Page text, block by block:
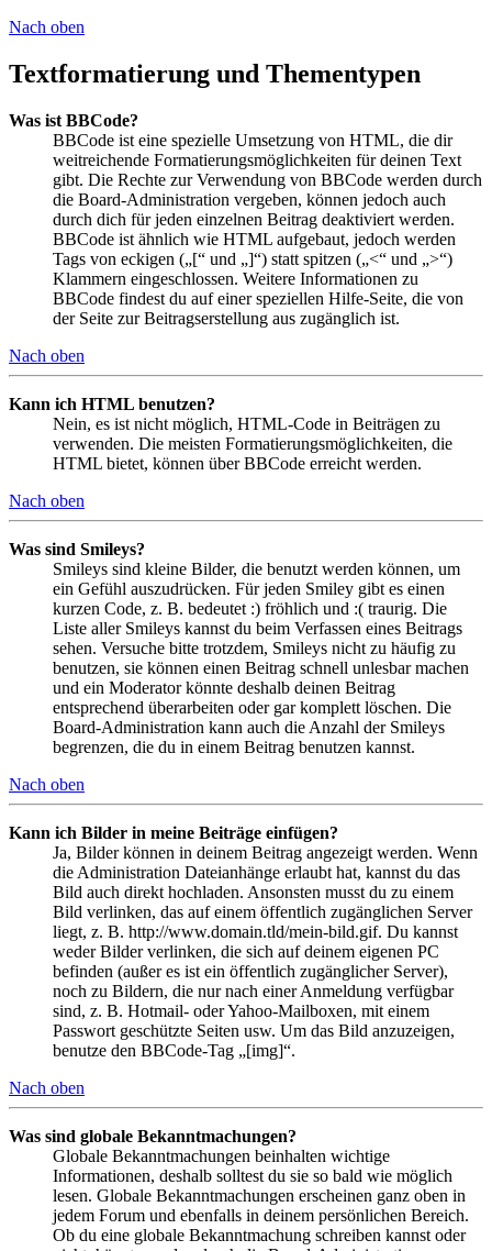
Nach oben
Textformatierung und Thementypen
Was ist BBCode?
BBCode ist eine spezielle Umsetzung von HTML, die dir
weitreichende Formatierungsmöglichkeiten für deinen Text
gibt. Die Rechte zur Verwendung von BBCode werden durch
die Board-Administration vergeben, können jedoch auch
durch dich für jeden einzelnen Beitrag deaktiviert werden.
BBCode ist ähnlich wie HTML aufgebaut, jedoch werden
Tags von eckigen („[“ und „]“) statt spitzen („<“ und „>“)
Klammern eingeschlossen. Weitere Informationen zu
BBCode findest du auf einer speziellen Hilfe-Seite, die von
der Seite zur Beitragserstellung aus zugänglich ist.
Nach oben
Kann ich HTML benutzen?
Nein, es ist nicht möglich, HTML-Code in Beiträgen zu
verwenden. Die meisten Formatierungsmöglichkeiten, die
HTML bietet, können über BBCode erreicht werden.
Nach oben
Was sind Smileys?
Smileys sind kleine Bilder, die benutzt werden können, um
ein Gefühl auszudrücken. Für jeden Smiley gibt es einen
kurzen Code, z. B. bedeutet :) fröhlich und :( traurig. Die
Liste aller Smileys kannst du beim Verfassen eines Beitrags
sehen. Versuche bitte trotzdem, Smileys nicht zu häufig zu
benutzen, sie können einen Beitrag schnell unlesbar machen
und ein Moderator könnte deshalb deinen Beitrag
entsprechend überarbeiten oder gar komplett löschen. Die
Board-Administration kann auch die Anzahl der Smileys
begrenzen, die du in einem Beitrag benutzen kannst.
Nach oben
Kann ich Bilder in meine Beiträge einfügen?
Ja, Bilder können in deinem Beitrag angezeigt werden. Wenn
die Administration Dateianhänge erlaubt hat, kannst du das
Bild auch direkt hochladen. Ansonsten musst du zu einem
Bild verlinken, das auf einem öffentlich zugänglichen Server
liegt, z. B. http://www.domain.tld/mein-bild.gif. Du kannst
weder Bilder verlinken, die sich auf deinem eigenen PC
befinden (außer es ist ein öffentlich zugänglicher Server),
noch zu Bildern, die nur nach einer Anmeldung verfügbar
sind, z. B. Hotmail- oder Yahoo-Mailboxen, mit einem
Passwort geschützte Seiten usw. Um das Bild anzuzeigen,
benutze den BBCode-Tag „[img]“.
Nach oben
Was sind globale Bekanntmachungen?
Globale Bekanntmachungen beinhalten wichtige
Informationen, deshalb solltest du sie so bald wie möglich
lesen. Globale Bekanntmachungen erscheinen ganz oben in
jedem Forum und ebenfalls in deinem persönlichen Bereich.
Ob du eine globale Bekanntmachung schreiben kannst oder